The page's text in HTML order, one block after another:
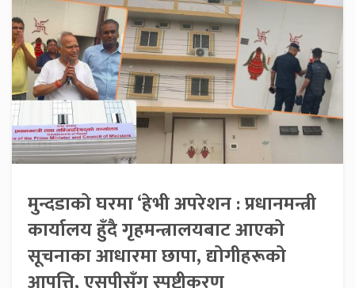
मुन्दडाको घरमा ‘हेभी अपरेशन : प्रधानमन्त्री
कार्यालय हुँदै गृहमन्त्रालयबाट आएको
सूचनाका आधारमा छापा, द्योगीहरूको